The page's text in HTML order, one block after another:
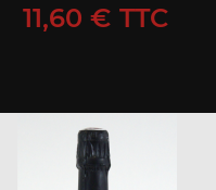
Prix
11,60 € TTC